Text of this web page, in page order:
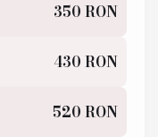
350 RON
430 RON
520 RON